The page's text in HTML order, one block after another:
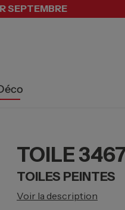
SEPTEMBRE
TOILE
TOILES PEINTES
Voir la description